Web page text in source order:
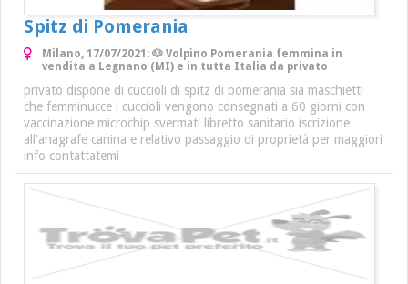
Spitz di Pomerania
Milano, 17/07/2021: 🐶 Volpino Pomerania femmina in
vendita a Legnano (MI) e in tutta Italia da privato
privato dispone di cuccioli di spitz di pomerania sia maschietti
che femminucce i cuccioli vengono consegnati a 60 giorni con
vaccinazione microchip svermati libretto sanitario iscrizione
all'anagrafe canina e relativo passaggio di proprietà per maggiori
info contattatemi